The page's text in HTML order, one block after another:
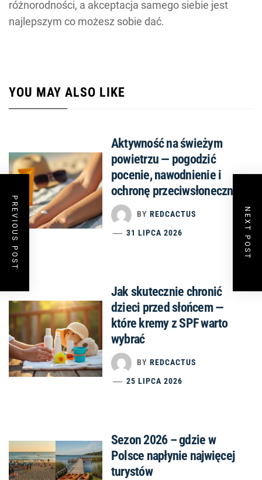
różnorodności, a akceptacja samego siebie jest
najlepszym co możesz sobie dać.
YOU MAY ALSO LIKE
Aktywność na świeżym
powietrzu — pogodzić
pocenie, nawodnienie i
ochronę przeciwsłoneczną
BY REDCACTUS
31 LIPCA 2026
Jak skutecznie chronić
dzieci przed słońcem —
które kremy z SPF warto
wybrać
BY REDCACTUS
25 LIPCA 2026
Sezon 2026 – gdzie w
Polsce napłynie najwięcej
turystów
PREVIOUS POST NEXT POST